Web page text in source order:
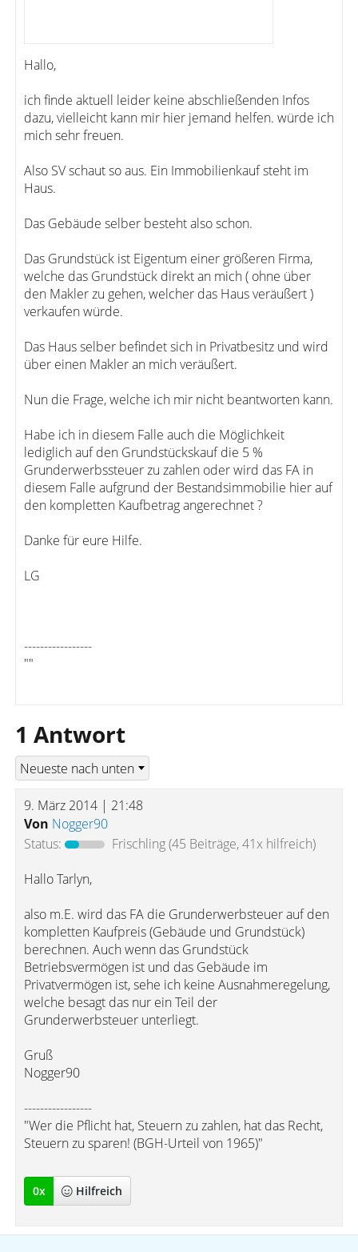
Hallo,
ich finde aktuell leider keine abschließenden Infos
dazu, vielleicht kann mir hier jemand helfen. würde ich
mich sehr freuen.
Also SV schaut so aus. Ein Immobilienkauf steht im
Haus.
Das Gebäude selber besteht also schon.
Das Grundstück ist Eigentum einer größeren Firma,
welche das Grundstück direkt an mich ( ohne über
den Makler zu gehen, welcher das Haus veräußert )
verkaufen würde.
Das Haus selber befindet sich in Privatbesitz und wird
über einen Makler an mich veräußert.
Nun die Frage, welche ich mir nicht beantworten kann.
Habe ich in diesem Falle auch die Möglichkeit
lediglich auf den Grundstückskauf die 5 %
Grunderwerbssteuer zu zahlen oder wird das FA in
diesem Falle aufgrund der Bestandsimmobilie hier auf
den kompletten Kaufbetrag angerechnet ?
Danke für eure Hilfe.
LG
-----------------
""
1 Antwort
9. März 2014 | 21:48
Von Nogger90
Status:
Frischling(45 Beiträge, 41x hilfreich)
Hallo Tarlyn,
also m.E. wird das FA die Grunderwerbsteuer auf den
kompletten Kaufpreis (Gebäude und Grundstück)
berechnen. Auch wenn das Grundstück
Betriebsvermögen ist und das Gebäude im
Privatvermögen ist, sehe ich keine Ausnahmeregelung,
welche besagt das nur ein Teil der
Grunderwerbsteuer unterliegt.
Gruß
Nogger90
-----------------
"Wer die Pflicht hat, Steuern zu zahlen, hat das Recht,
Steuern zu sparen! (BGH-Urteil von 1965)"
0x Hilfreich